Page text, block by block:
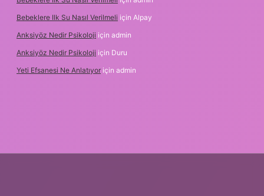
Bebeklere Ilk Su Nasıl Verilmeli için Alpay
Anksiyöz Nedir Psikoloji için admin
Anksiyöz Nedir Psikoloji için Duru
Yeti Efsanesi Ne Anlatıyor için admin